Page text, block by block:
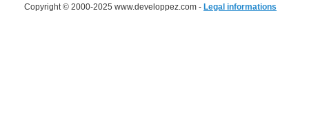
Copyright © 2000-2025 www.developpez.com - Legal informations